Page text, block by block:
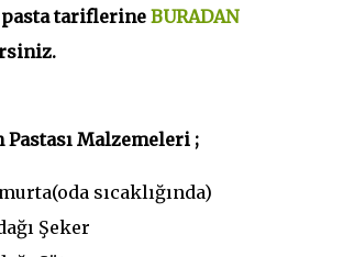
pasta tariflerineBURADAN
Pastası Malzemeleri ;
sıcaklığında)
Şeker